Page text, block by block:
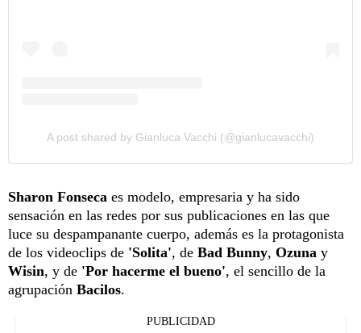
A post shared by Gianluca Vacchi (@gianlucavacchi)
Sharon Fonseca es modelo, empresaria y ha sido
sensación en las redes por sus publicaciones en las que
luce su despampanante cuerpo, además es la protagonista
de los videoclips de 'Solita', de Bad Bunny, Ozuna y
Wisin, y de 'Por hacerme el bueno', el sencillo de la
agrupación Bacilos.
PUBLICIDAD